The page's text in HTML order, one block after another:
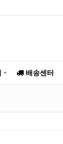
배송센터